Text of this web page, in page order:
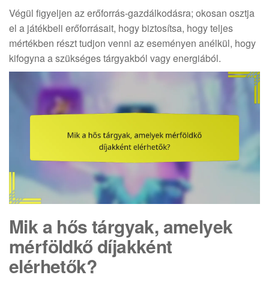
Végül figyeljen az erőforrás-gazdálkodásra; okosan osztja
el a játékbeli erőforrásait, hogy biztosítsa, hogy teljes
mértékben részt tudjon venni az eseményen anélkül, hogy
kifogyna a szükséges tárgyakból vagy energiából.
Mik a hős tárgyak, amelyek
mérföldkő díjakként
elérhetők?